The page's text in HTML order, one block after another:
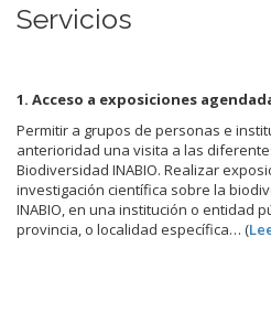
Servicios
1. Acceso a exposiciones
Permitir a grupos de personas e
anterioridad una visita a las
Biodiversidad INABIO. Realizar
investigación científica sobre la
INABIO, en una institución o entidad
provincia, o localidad específica… (